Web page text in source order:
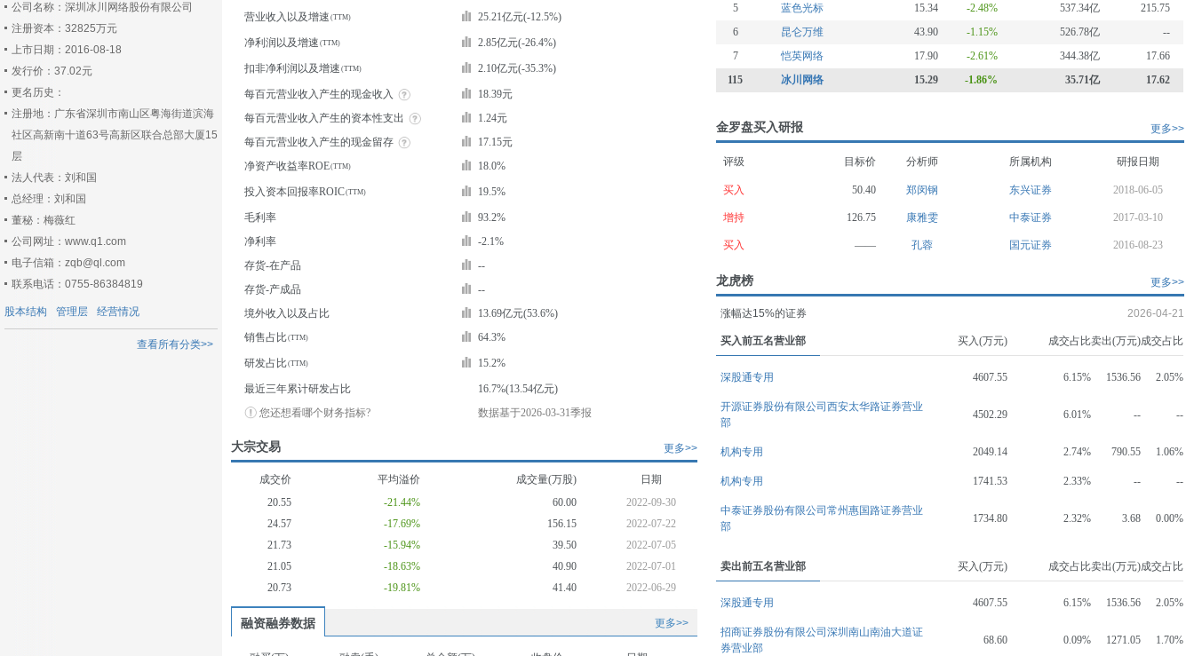
公司名称：深圳冰川网络股份有限公司
注册资本：32825万元
上市日期：2016-08-18
发行价：37.02元
更名历史：
注册地：广东省深圳市南山区粤海街道滨海
社区高新南十道63号高新区联合总部大厦15
层
法人代表：刘和国
总经理：刘和国
董秘：梅薇红
公司网址：www.q1.com
电子信箱：zqb@ql.com
联系电话：0755-86384819
股本结构 管理层 经营情况
查看所有分类>>
营业收入以及增速
25.21亿元(-12.5%)
净利润以及增速 2.85亿元(-26.4%)
扣非净利润以及增速 2.10亿元(-35.3%)
每百元营业收入产生的现金收入
18.39元
每百元营业收入产生的资本性支出
1.24元
每百元营业收入产生的现金留存
17.15元
净资产收益率ROE
18.0%
投入资本回报率ROIC 19.5%
毛利率
93.2%
净利率
-2.1%
存货-在产品
--
存货-产成品
--
境外收入以及占比
13.69亿元(53.6%)
销售占比
64.3%
研发占比 15.2%
最近三年累计研发占比
16.7%(13.54亿元)
您还想看哪个财务指标?
数据基于2026-03-31季报
更多>>
大宗交易
成交价 平均溢价 成交量(万股)
日期
20.55
-21.44% 60.00
2022-09-30
24.57
-17.69% 156.15
2022-07-22
21.73
-15.94% 39.50
2022-07-05
21.05
-18.63% 40.90
2022-07-01
20.73
-19.81% 41.40 2022-06-29
融资融券数据 更多>>
5
蓝色光标 15.34 -2.48% 537.34亿
215.75
6
昆仑万维 43.90 -1.15% 526.78亿
--
7
恺英网络 17.90 -2.61% 344.38亿
17.66
115
冰川网络 15.29 -1.86% 35.71亿 17.62
更多>>
金罗盘买入研报
评级 目标价 分析师 所属机构 研报日期
买入 50.40 郑闵钢 东兴证券 2018-06-05
增持 126.75 康雅雯 中泰证券 2017-03-10
买入 —— 孔蓉 国元证券 2016-08-23
更多>>
龙虎榜
涨幅达15%的证券 2026-04-21
买入前五名营业部 买入(万元) 成交占比卖出(万元)成交占比
深股通专用 4607.55 6.15% 1536.56 2.05%
开源证券股份有限公司西安太华路证券营业
部
4502.29 6.01% -- --
机构专用 2049.14 2.74% 790.55 1.06%
机构专用 1741.53 2.33% -- --
中泰证券股份有限公司常州惠国路证券营业
部
1734.80 2.32% 3.68 0.00%
卖出前五名营业部 买入(万元) 成交占比卖出(万元)成交占比
深股通专用 4607.55 6.15% 1536.56 2.05%
招商证券股份有限公司深圳南山南油大道证
券营业部
68.60 0.09% 1271.05 1.70%